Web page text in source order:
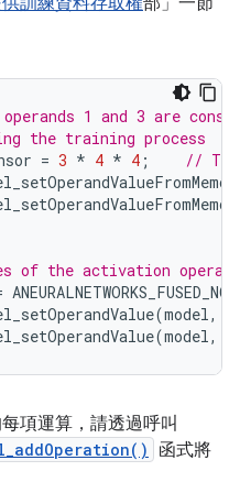
1 and 3 are
the training process
= 3 * 4 * 4 ;
//
of the activation
(model,
(model,
項運算，請透過呼叫
函式將